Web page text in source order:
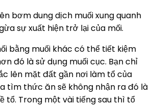
bơm dung dịch muối xung quanh
sự xuất hiện trở lại của mối.
bằng muối khác có thể tiết kiệm
đó là sử dụng muối cục. Bạn chỉ
lên mặt đất gần nơi làm tổ của
tìm thức ăn sẽ không nhận ra đó là
tổ. Trong một vài tiếng sau thì tổ